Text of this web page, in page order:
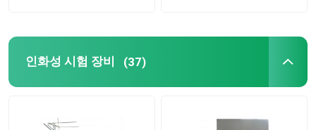
인화성 시험 장비 (37)